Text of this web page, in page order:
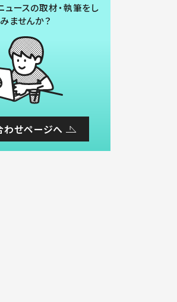
ュースの取材・執筆をし
ませんか？
わせページへ